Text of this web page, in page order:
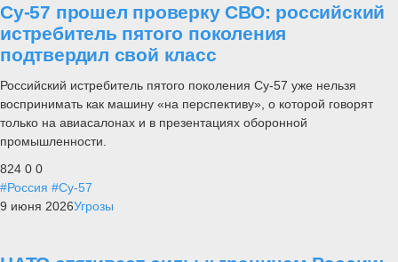
Су-57 прошел проверку СВО: российский
истребитель пятого поколения
подтвердил свой класс
Российский истребитель пятого поколения Су-57 уже нельзя
воспринимать как машину «на перспективу», о которой говорят
только на авиасалонах и в презентациях оборонной
промышленности.
824 0 0
#Россия #Су-57
9 июня 2026Угрозы